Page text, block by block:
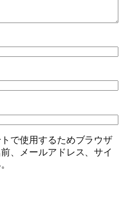
で使用するためブラウザ
、メールアドレス、サイ